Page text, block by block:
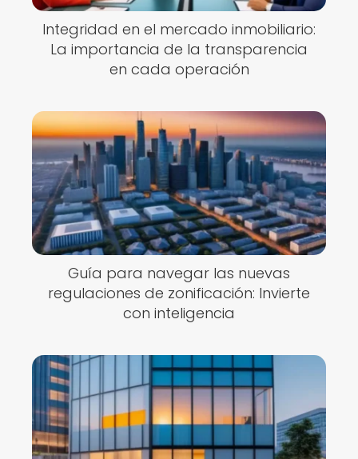
Integridad en el mercado inmobiliario:
La importancia de la transparencia
en cada operación
Guía para navegar las nuevas
regulaciones de zonificación: Invierte
con inteligencia